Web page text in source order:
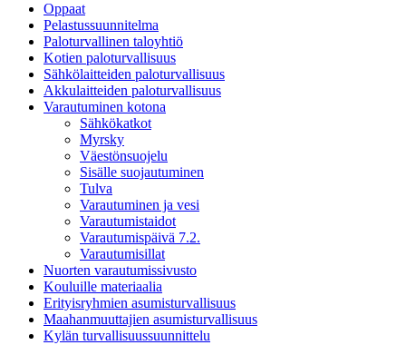
Oppaat
Pelastussuunnitelma
Paloturvallinen taloyhtiö
Kotien paloturvallisuus
Sähkölaitteiden paloturvallisuus
Akkulaitteiden paloturvallisuus
Varautuminen kotona
Sähkökatkot
Myrsky
Väestönsuojelu
Sisälle suojautuminen
Tulva
Varautuminen ja vesi
Varautumistaidot
Varautumispäivä 7.2.
Varautumisillat
Nuorten varautumissivusto
Kouluille materiaalia
Erityisryhmien asumisturvallisuus
Maahanmuuttajien asumisturvallisuus
Kylän turvallisuussuunnittelu